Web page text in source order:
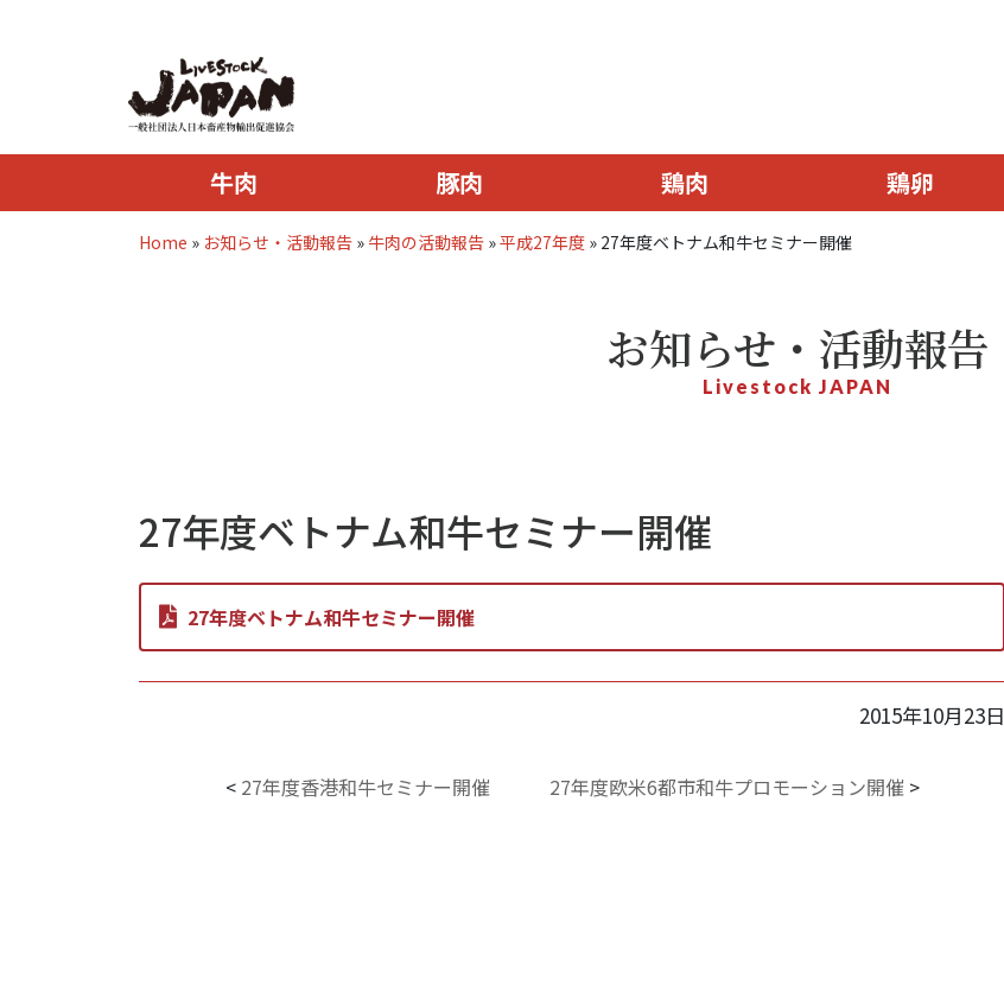
牛肉 豚肉 鶏肉 鶏卵
Home » お知らせ・活動報告 » 牛肉の活動報告 »平成27年度 » 27年度ベトナム和牛セミナー開催
お知らせ・活動報告
Livestock JAPAN
27年度ベトナム和牛セミナー開催
27年度ベトナム和牛セミナー開催
2015年10月23日
< 27年度香港和牛セミナー開催 27年度欧米6都市和牛プロモーション開催 >